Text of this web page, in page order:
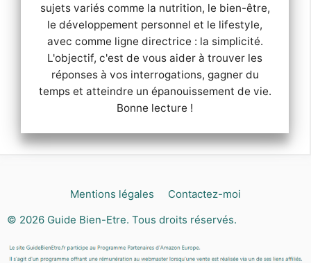
sujets variés comme la nutrition, le bien-être,
le développement personnel et le lifestyle,
avec comme ligne directrice : la simplicité.
L'objectif, c'est de vous aider à trouver les
réponses à vos interrogations, gagner du
temps et atteindre un épanouissement de vie.
Bonne lecture !
Mentions légales
Contactez-moi
© 2026 Guide Bien-Etre. Tous droits réservés.